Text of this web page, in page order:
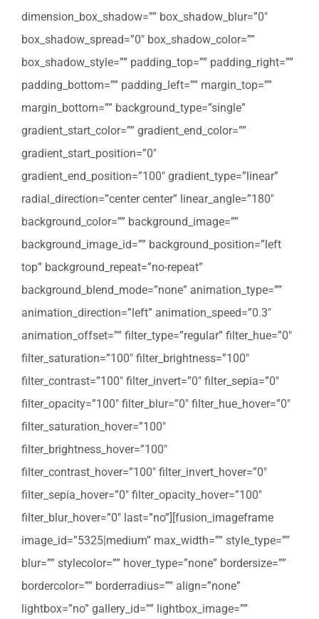
dimension_box_shadow=”” box_shadow_blur=”0″
box_shadow_spread=”0″ box_shadow_color=””
box_shadow_style=”” padding_top=”” padding_right=””
padding_bottom=”” padding_left=”” margin_top=””
margin_bottom=”” background_type=”single”
gradient_start_color=”” gradient_end_color=””
gradient_start_position=”0″
gradient_end_position=”100″ gradient_type=”linear”
radial_direction=”center center” linear_angle=”180″
background_color=”” background_image=””
background_image_id=”” background_position=”left
top” background_repeat=”no-repeat”
background_blend_mode=”none” animation_type=””
animation_direction=”left” animation_speed=”0.3″
animation_offset=”” filter_type=”regular” filter_hue=”0″
filter_saturation=”100″ filter_brightness=”100″
filter_contrast=”100″ filter_invert=”0″ filter_sepia=”0″
filter_opacity=”100″ filter_blur=”0″ filter_hue_hover=”0″
filter_saturation_hover=”100″
filter_brightness_hover=”100″
filter_contrast_hover=”100″ filter_invert_hover=”0″
filter_sepia_hover=”0″ filter_opacity_hover=”100″
filter_blur_hover=”0″ last=”no”][fusion_imageframe
image_id=”5325|medium” max_width=”” style_type=””
blur=”” stylecolor=”” hover_type=”none” bordersize=””
bordercolor=”” borderradius=”” align=”none”
lightbox=”no” gallery_id=”” lightbox_image=””